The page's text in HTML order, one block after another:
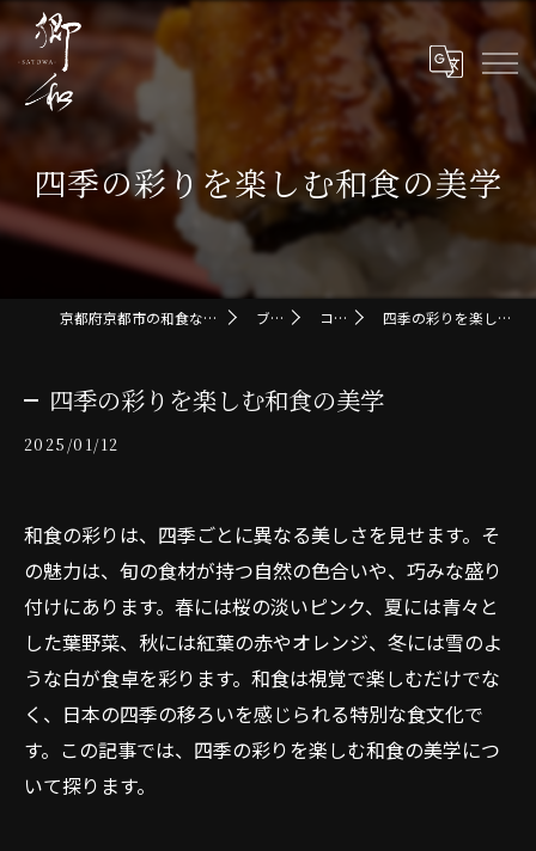
四季の彩りを楽しむ和食の美学
京都府京都市の和食なら郷和-SATOWA- ブログ コラム 四季の彩りを楽しむ和食の美学
四季の彩りを楽しむ和食の美学
2025/01/12
和食の彩りは、四季ごとに異なる美しさを見せます。そ
の魅力は、旬の食材が持つ自然の色合いや、巧みな盛り
付けにあります。春には桜の淡いピンク、夏には青々と
した葉野菜、秋には紅葉の赤やオレンジ、冬には雪のよ
うな白が食卓を彩ります。和食は視覚で楽しむだけでな
く、日本の四季の移ろいを感じられる特別な食文化で
す。この記事では、四季の彩りを楽しむ和食の美学につ
いて探ります。